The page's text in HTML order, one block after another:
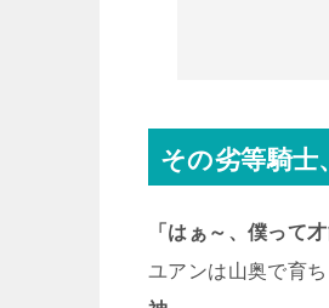
その劣等騎
「はぁ～、僕って
ユアンは山奥で育